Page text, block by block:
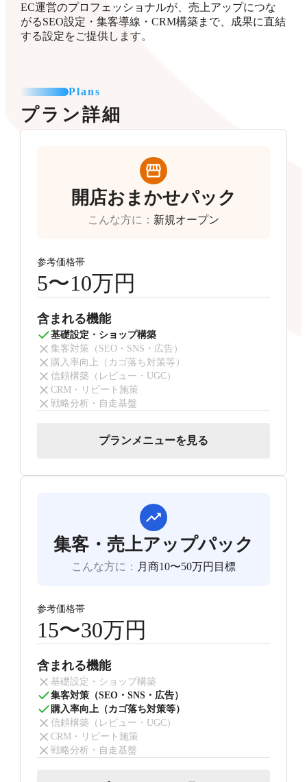
EC運営のプロフェッショナルが、売上アップにつな
がるSEO設定・集客導線・CRM構築まで、成果に直結
する設定をご提供します。
Plans
プラン詳細
開店おまかせパック
こんな方に ： 新規オープン
参考価格帯
5〜10万円
含まれる機能
基礎設定・ショップ構築
集客対策（SEO・SNS・広告）
購入率向上（カゴ落ち対策等）
信頼構築（レビュー・UGC）
CRM・リピート施策
戦略分析・自走基盤
プランメニューを見る
集客・売上アップパック
こんな方に ： 月商10〜50万円目標
参考価格帯
15〜30万円
含まれる機能
基礎設定・ショップ構築
集客対策（SEO・SNS・広告）
購入率向上（カゴ落ち対策等）
信頼構築（レビュー・UGC）
CRM・リピート施策
戦略分析・自走基盤